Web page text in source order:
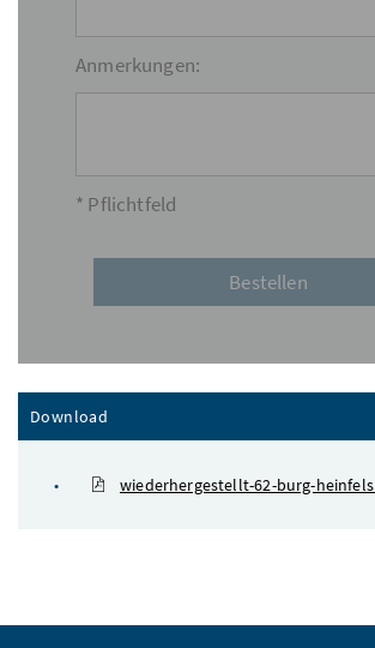
Anmerkungen:
* Pflichtfeld
Download
wiederhergestellt-62-burg-heinfels